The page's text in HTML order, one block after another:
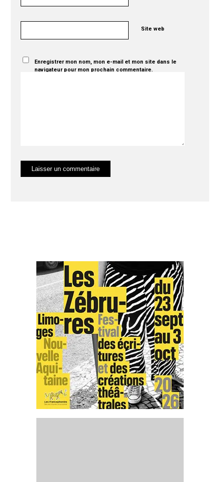
Site web
Enregistrer mon nom, mon e-mail et mon site dans le
navigateur pour mon prochain commentaire.